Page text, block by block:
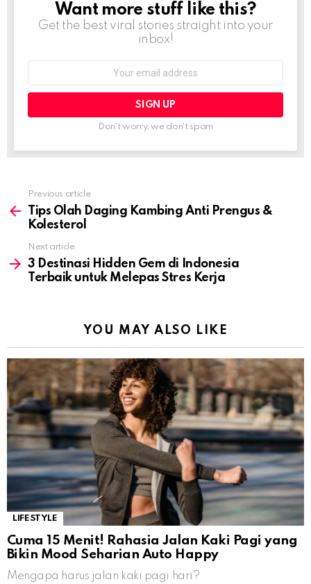
NEWSLETTER
Want more stuff like this?
Get the best viral stories straight into your
inbox!
Don't worry, we don't spam
more
Previous article
Tips Olah Daging Kambing Anti Prengus &
Kolesterol
Next article
3 Destinasi Hidden Gem di Indonesia
Terbaik untuk Melepas Stres Kerja
YOU MAY ALSO LIKE
LIFESTYLE
Cuma 15 Menit! Rahasia Jalan Kaki Pagi yang
Bikin Mood Seharian Auto Happy
Mengapa harus jalan kaki pagi hari?